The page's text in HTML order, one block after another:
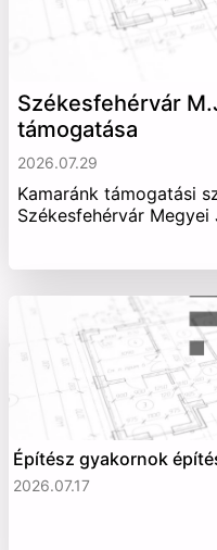
Székesfehérvár
támogatása
2026.07.29
Kamaránk támogatási
Székesfehérvár
Építész gyakornok
2026.07.17